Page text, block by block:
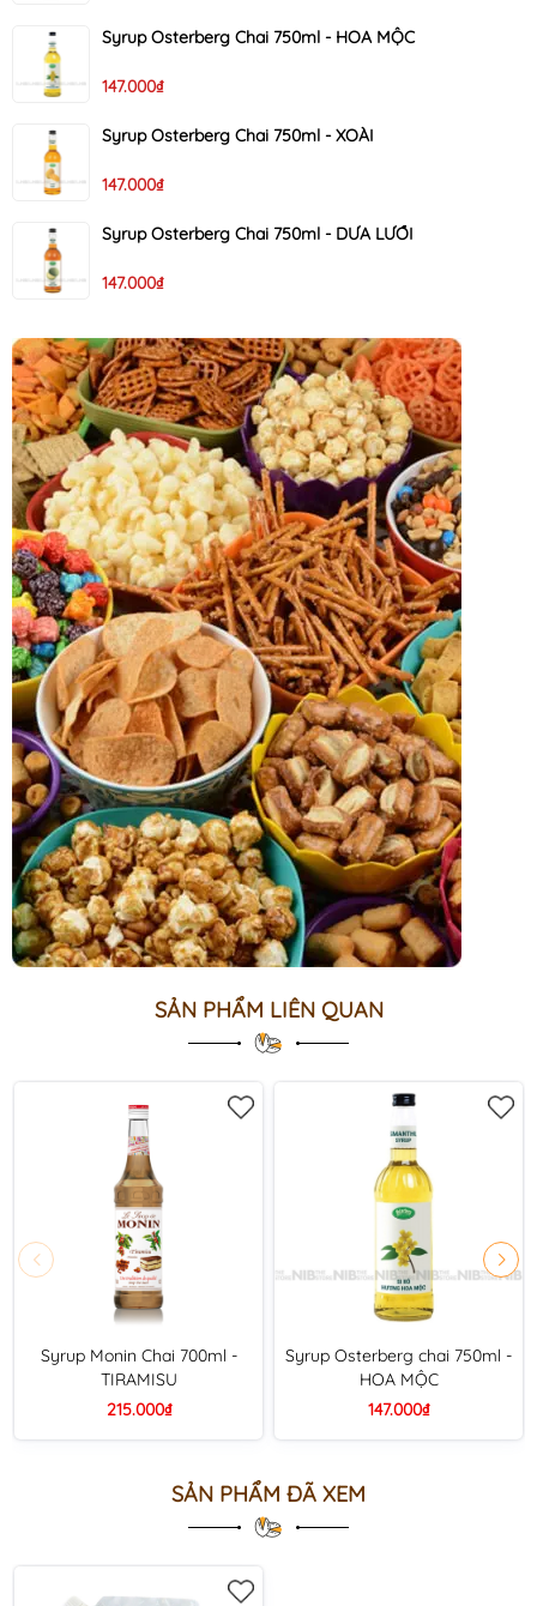
Syrup Osterberg Chai 750ml - HOA MỘC
147.000₫
Syrup Osterberg Chai 750ml - XOÀI
147.000₫
Syrup Osterberg Chai 750ml - DƯA LƯỚI
147.000₫
SẢN PHẨM LIÊN QUAN
Syrup Monin Chai 700ml -
TIRAMISU
215.000₫
Syrup Osterberg chai 750ml -
HOA MỘC
147.000₫
SẢN PHẨM ĐÃ XEM